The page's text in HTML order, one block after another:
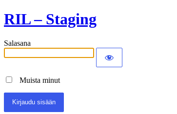
RIL – Staging
Salasana
Muista minut